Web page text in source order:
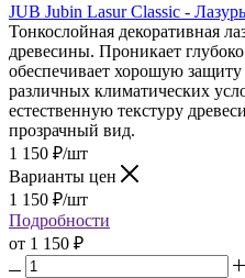
JUB Jubin Lasur Classic -
Тонкослойная декоративная
древесины. Проникает
обеспечивает хорошую
различных климатических
естественную текстуру
прозрачный вид.
1 150 ₽/шт
Варианты цен
1 150 ₽/шт
Подробности
от 1 150 ₽